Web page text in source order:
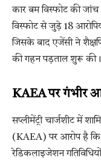
कार बम विस्फोट की
विस्फोट से जुड़े 18
जिसके बाद एजेंसी ने
की गहन पड़ताल शुरू की।
KAEA पर गंभीर
सप्लीमेंट्री चार्जशीट में
(KAEA) पर आरोप है कि
रेडिकलाइजेशन